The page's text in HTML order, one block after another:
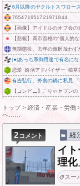
6月以降のヤクルトスワロ
765471651721971844
【画像】アイドルのオフ会
【悲報】高市首相の“個人的
無期懲役、去年の仮釈放わ
|●|あっち系御用達で有名に
恋愛･婚活アドバイザー･植
有吉弘行、外食の鍋に私見
【コンビニ】こりゃセブン
トップ> 経済・産業・労働
へ……
2コメント 経
イ
理
スー